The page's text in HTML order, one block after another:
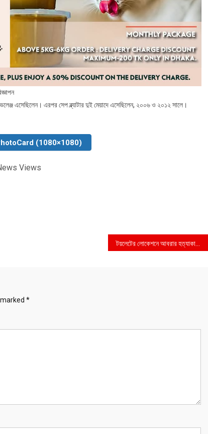
এসেছিলেন। এরপর সেপ ব্ল্যাটার দুই মেয়াদে এসেছিলেন, ২০০৬ ও ২০১২ সালে।
(1080×1080)
Views
*